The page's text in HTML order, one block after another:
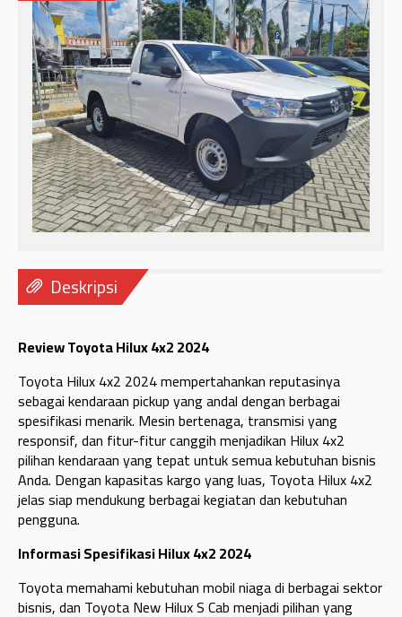
Deskripsi
Review Toyota Hilux 4x2 2024
Toyota Hilux 4x2 2024 mempertahankan reputasinya
sebagai kendaraan pickup yang andal dengan berbagai
spesifikasi menarik. Mesin bertenaga, transmisi yang
responsif, dan fitur-fitur canggih menjadikan Hilux 4x2
pilihan kendaraan yang tepat untuk semua kebutuhan bisnis
Anda. Dengan kapasitas kargo yang luas, Toyota Hilux 4x2
jelas siap mendukung berbagai kegiatan dan kebutuhan
pengguna.
Informasi Spesifikasi Hilux 4x2 2024
Toyota memahami kebutuhan mobil niaga di berbagai sektor
bisnis, dan Toyota New Hilux S Cab menjadi pilihan yang